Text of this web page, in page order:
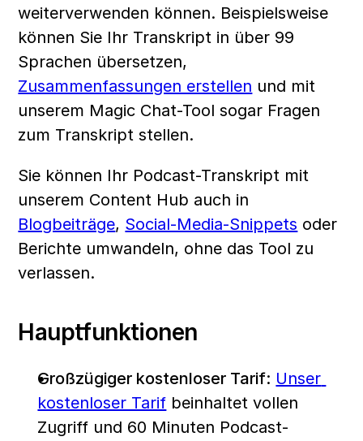
weiterverwenden können. Beispielsweise
können Sie Ihr Transkript in über 99
Zusammenfassungen erstellen und mit
unserem Magic Chat-Tool sogar Fragen
zum Transkript stellen.
Sie können Ihr Podcast-Transkript mit
Blogbeiträge, Social-Media-Snippets oder
Berichte umwandeln, ohne das Tool zu
verlassen.
Hauptfunktionen
Großzügiger kostenloser Tarif: Unser
kostenloser Tarif beinhaltet vollen
Zugriff und 60 Minuten Podcast-